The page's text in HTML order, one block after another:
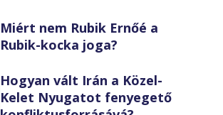
Miért nem Rubik Ernőé a
Rubik-kocka joga?
Hogyan vált Irán a Közel-
Kelet Nyugatot fenyegető